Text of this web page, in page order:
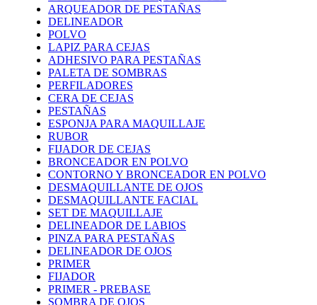
ARQUEADOR DE PESTAÑAS
DELINEADOR
POLVO
LAPIZ PARA CEJAS
ADHESIVO PARA PESTAÑAS
PALETA DE SOMBRAS
PERFILADORES
CERA DE CEJAS
PESTAÑAS
ESPONJA PARA MAQUILLAJE
RUBOR
FIJADOR DE CEJAS
BRONCEADOR EN POLVO
CONTORNO Y BRONCEADOR EN POLVO
DESMAQUILLANTE DE OJOS
DESMAQUILLANTE FACIAL
SET DE MAQUILLAJE
DELINEADOR DE LABIOS
PINZA PARA PESTAÑAS
DELINEADOR DE OJOS
PRIMER
FIJADOR
PRIMER - PREBASE
SOMBRA DE OJOS